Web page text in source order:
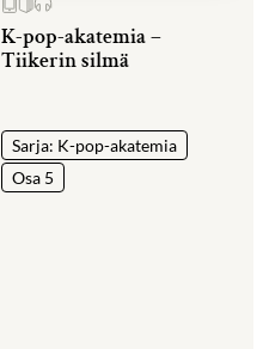
K-pop-akatemia –
Tiikerin silmä
Sarja: K-pop-akatemia
Osa 5